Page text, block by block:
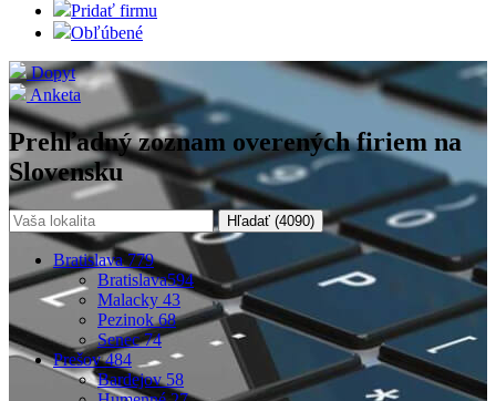
Pridať firmu
Obľúbené
Dopyt
Anketa
Prehľadný zoznam overených firiem na
Slovensku
Hľadať (4090)
Bratislava 779
Bratislava594
Malacky 43
Pezinok68
Senec74
Prešov484
Bardejov58